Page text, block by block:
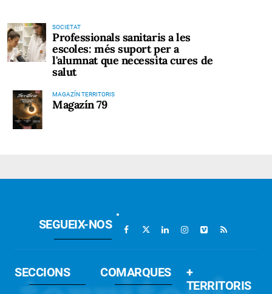
SOCIETAT
Professionals sanitaris a les
escoles: més suport per a
l'alumnat que necessita cures de
salut
MAGAZÍN TERRITORIS
Magazín 79
SEGUEIX-NOS
SECCIONS COMARQUES
+
TERRITORIS